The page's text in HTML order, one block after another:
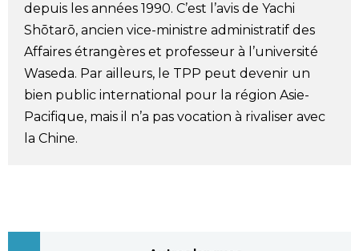
Économie
Société
Culture
depuis les années 1990. C’est l’avis de Yachi
Shōtarō, ancien vice-ministre administratif des
Affaires étrangères et professeur à l’université
Waseda. Par ailleurs, le TPP peut devenir un
bien public international pour la région Asie-
Pacifique, mais il n’a pas vocation à rivaliser avec
la Chine.